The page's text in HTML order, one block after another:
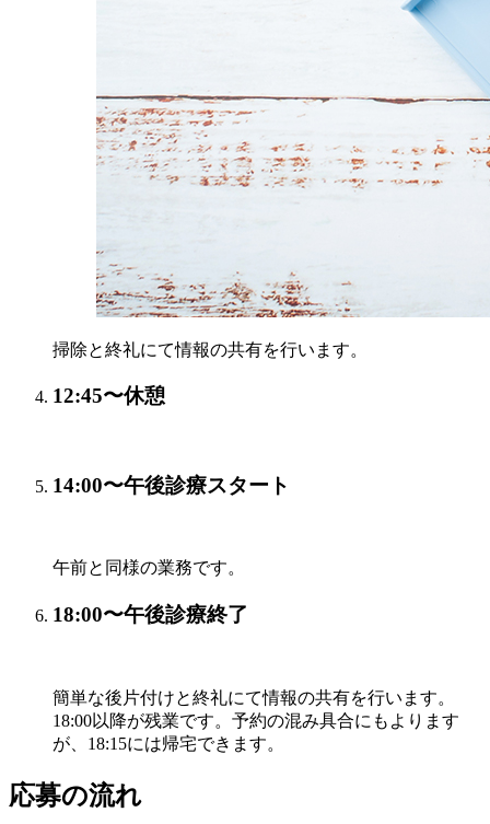
掃除と終礼にて情報の共有を行います。
12:45〜休憩
14:00〜午後診療スタート
午前と同様の業務です。
18:00〜午後診療終了
簡単な後片付けと終礼にて情報の共有を行います。
18:00以降が残業です。予約の混み具合にもよります
が、18:15には帰宅できます。
応募の流れ